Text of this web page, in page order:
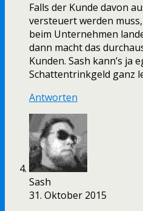
Falls der Kunde davon
versteuert werden
beim Unternehmen
dann macht das
Kunden. Sash kann’s ja
Schattentrinkgeld ganz
Antworten
Sash
31. Oktober 2015